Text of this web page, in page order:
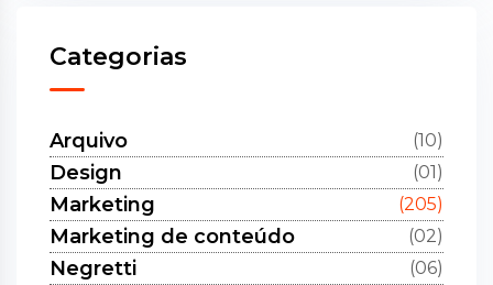
Categorias
Arquivo (10)
Design (01)
Marketing (205)
Marketing de conteúdo (02)
Negretti (06)